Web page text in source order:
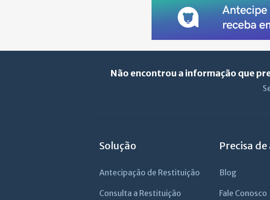
Não encontrou a informação que
Solução
Antecipação de Restituição
Consulta a Restituição
Precisa de
Blog
Fale Conosco